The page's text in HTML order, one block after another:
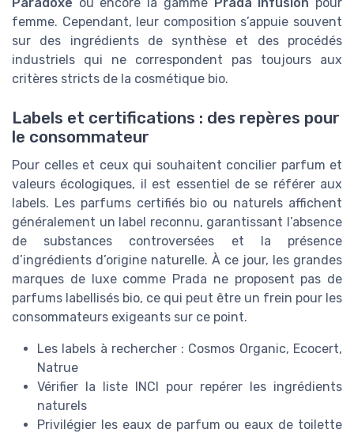
Paradoxe ou encore la gamme Prada Infusion pour
femme. Cependant, leur composition s’appuie souvent
sur des ingrédients de synthèse et des procédés
industriels qui ne correspondent pas toujours aux
critères stricts de la cosmétique bio.
Labels et certifications : des repères pour
le consommateur
Pour celles et ceux qui souhaitent concilier parfum et
valeurs écologiques, il est essentiel de se référer aux
labels. Les parfums certifiés bio ou naturels affichent
généralement un label reconnu, garantissant l’absence
de substances controversées et la présence
d’ingrédients d’origine naturelle. À ce jour, les grandes
marques de luxe comme Prada ne proposent pas de
parfums labellisés bio, ce qui peut être un frein pour les
consommateurs exigeants sur ce point.
Les labels à rechercher : Cosmos Organic, Ecocert,
Natrue
Vérifier la liste INCI pour repérer les ingrédients
naturels
Privilégier les eaux de parfum ou eaux de toilette